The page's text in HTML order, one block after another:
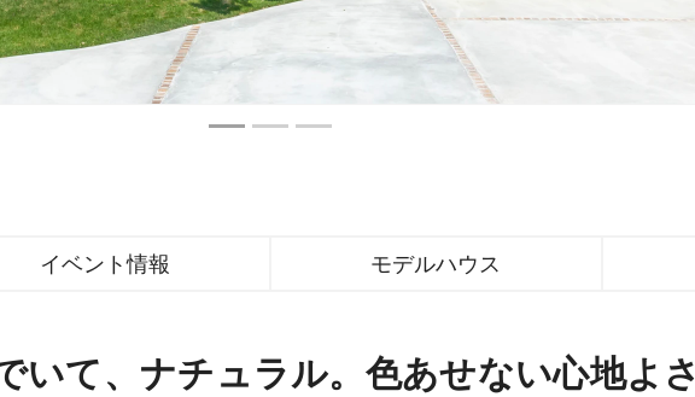
イベント情報 モデルハウス
いて、ナチュラル。色あせない心地よさ